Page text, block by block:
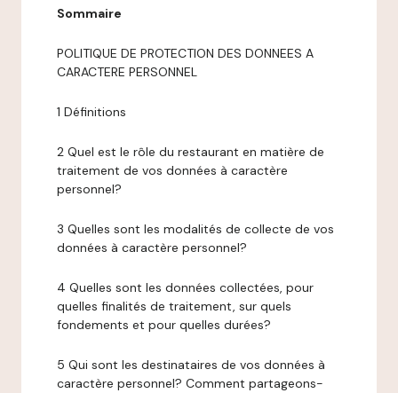
Sommaire
POLITIQUE DE PROTECTION DES DONNEES A
CARACTERE PERSONNEL
1 Définitions
2 Quel est le rôle du restaurant en matière de
traitement de vos données à caractère
personnel?
3 Quelles sont les modalités de collecte de vos
données à caractère personnel?
4 Quelles sont les données collectées, pour
quelles finalités de traitement, sur quels
fondements et pour quelles durées?
5 Qui sont les destinataires de vos données à
caractère personnel? Comment partageons-